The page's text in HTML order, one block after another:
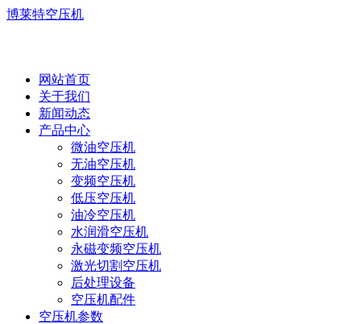
博莱特空压机
网站首页
关于我们
新闻动态
产品中心
微油空压机
无油空压机
变频空压机
低压空压机
油冷空压机
水润滑空压机
永磁变频空压机
激光切割空压机
后处理设备
空压机配件
空压机参数